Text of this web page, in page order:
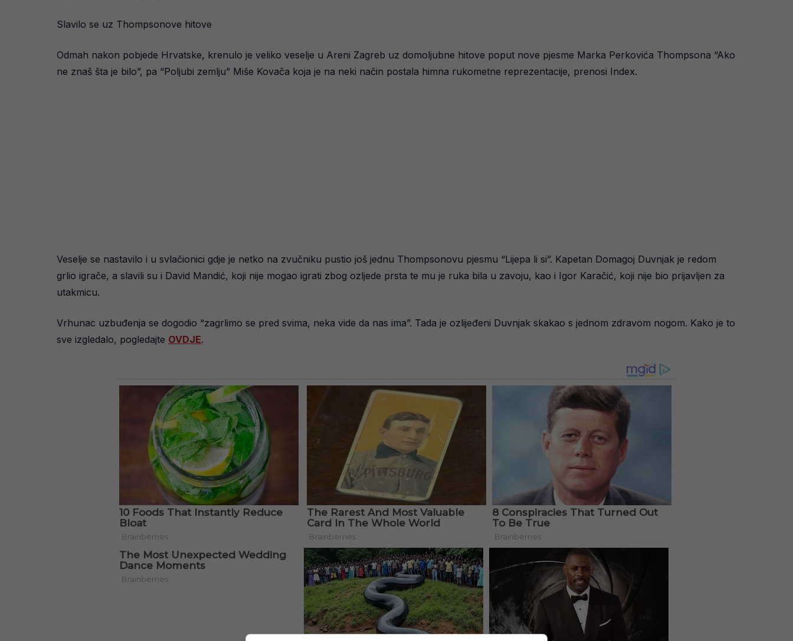
Slavilo se uz Thompsonove hitove
Odmah nakon pobjede Hrvatske, krenulo je veliko veselje u Areni Zagreb uz domoljubne hitove poput nove pjesme Marka Perkovića Thompsona “Ako
ne znaš šta je bilo”, pa “Poljubi zemlju” Miše Kovača koja je na neki način postala himna rukometne reprezentacije, prenosi Index.
Veselje se nastavilo i u svlačionici gdje je netko na zvučniku pustio još jednu Thompsonovu pjesmu “Lijepa li si”. Kapetan Domagoj Duvnjak je redom
grlio igrače, a slavili su i David Mandić, koji nije mogao igrati zbog ozljede prsta te mu je ruka bila u zavoju, kao i Igor Karačić, koji nije bio prijavljen za
utakmicu.
Vrhunac uzbuđenja se dogodio “zagrlimo se pred svima, neka vide da nas ima”. Tada je ozlijeđeni Duvnjak skakao s jednom zdravom nogom. Kako je to
sve izgledalo, pogledajte OVDJE.